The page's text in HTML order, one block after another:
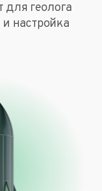
геолога
настройка